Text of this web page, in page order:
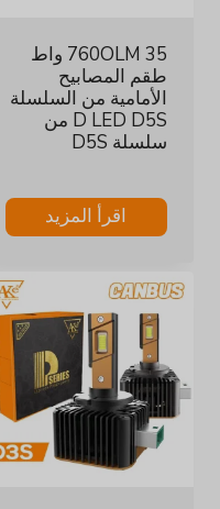
760OLM 35 واط
طقم المصابيح
الأمامية من السلسلة
D LED D5S من
سلسلة D5S
اقرأ المزيد